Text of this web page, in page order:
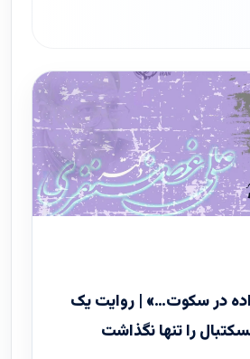
در سکوت…» | روایت یک
را تنها نگذاشت